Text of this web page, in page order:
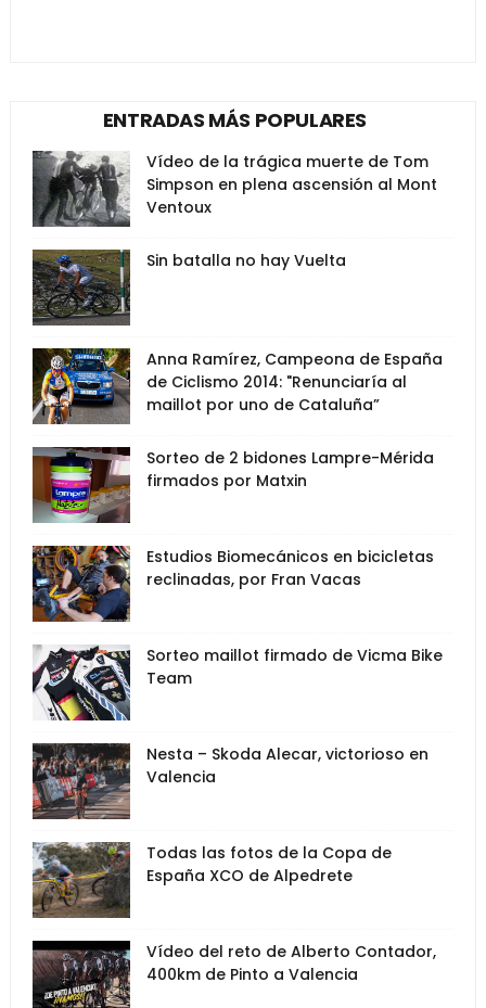
ENTRADAS MÁS POPULARES
Vídeo de la trágica muerte de Tom
Simpson en plena ascensión al Mont
Ventoux
Sin batalla no hay Vuelta
Anna Ramírez, Campeona de España
de Ciclismo 2014: "Renunciaría al
maillot por uno de Cataluña”
Sorteo de 2 bidones Lampre-Mérida
firmados por Matxin
Estudios Biomecánicos en bicicletas
reclinadas, por Fran Vacas
Sorteo maillot firmado de Vicma Bike
Team
Nesta – Skoda Alecar, victorioso en
Valencia
Todas las fotos de la Copa de
España XCO de Alpedrete
Vídeo del reto de Alberto Contador,
400km de Pinto a Valencia